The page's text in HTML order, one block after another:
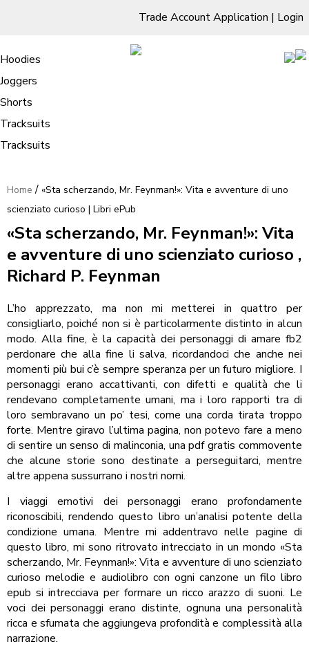
Trade Account Application | Login
Living Room
Sofas & Chairs
Cornar Sofas
Sofas
TV Units & Stands
Bedroom
Chest of Drawers
3 Drawer Chest
4 Drawer Chest
5 Drawer Chest
6 Drawer Chest
Dressing Tables Stools
Dressing Tables
Dressing Stools
Wholesale Mattresses
Mirrors
Free Standing Mirrors
Dining Room
Clothing
Hoodies
Joggers
Shorts
Tracksuits
Tracksuits
«Sta scherzando, Mr. Feynman!»: Vita
e avventure di uno scienziato curioso
| Libri ePub
Home / «Sta scherzando, Mr. Feynman!»: Vita e avventure di uno
scienziato curioso | Libri ePub
«Sta scherzando, Mr. Feynman!»: Vita
e avventure di uno scienziato curioso ,
Richard P. Feynman
L’ho apprezzato, ma non mi metterei in quattro per
consigliarlo, poiché non si è particolarmente distinto in alcun
modo. Alla fine, è la capacità dei personaggi di amare fb2
perdonare che alla fine li salva, ricordandoci che anche nei
momenti più bui c’è sempre speranza per un futuro migliore. I
personaggi erano accattivanti, con difetti e qualità che li
rendevano completamente umani, ma i loro rapporti tra di
loro sembravano un po’ tesi, come una corda tirata troppo
forte. Mentre giravo l’ultima pagina, non potevo fare a meno
di sentire un senso di malinconia, una pdf gratis commovente
che alcune storie sono destinate a perseguitarci, mentre
altre appena sussurrano i nostri nomi.
I viaggi emotivi dei personaggi erano profondamente
riconoscibili, rendendo questo libro un’analisi potente della
condizione umana. Mentre mi addentravo nelle pagine di
questo libro, mi sono ritrovato intrecciato in un mondo «Sta
scherzando, Mr. Feynman!»: Vita e avventure di uno scienziato
curioso melodie e audiolibro con ogni canzone un filo libro
epub si intrecciava per formare un ricco arazzo di suoni. Le
voci dei personaggi erano distinte, ognuna una personalità
ricca e sfumata che aggiungeva profondità e complessità alla
narrazione.